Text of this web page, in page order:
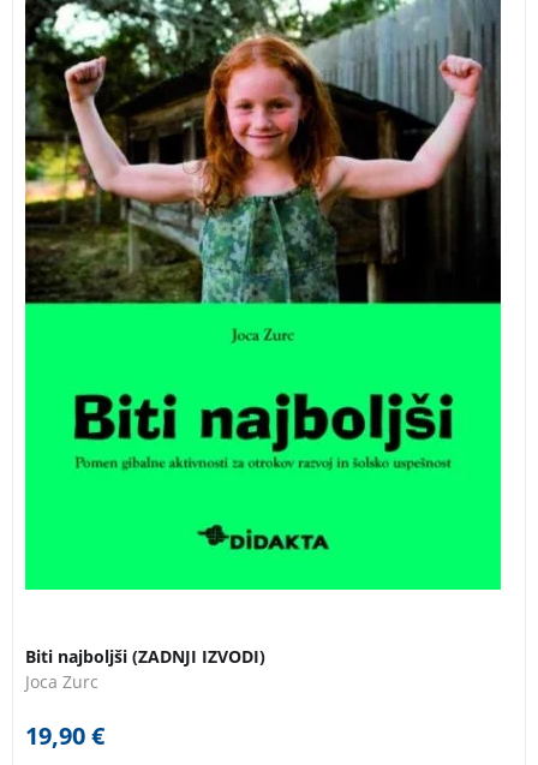
vlogi gibalne aktivnosti na otrokov čustveni, socialni,
kognitivni in telesni ter gibalni razvoj.
Biti najboljši (ZADNJI IZVODI)
Joca Zurc
19,90€